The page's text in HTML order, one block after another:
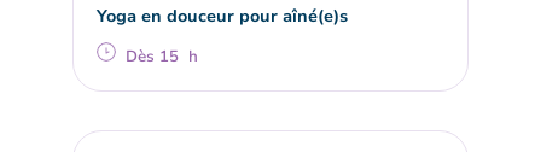
Yoga en douceur pour aîné(e)s
Dès 15 h